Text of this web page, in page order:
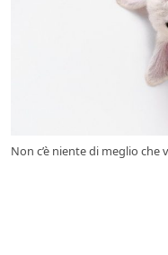
Non c’è niente di meglio